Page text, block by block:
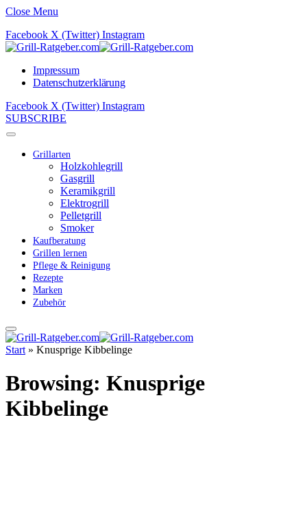
Close Menu
Facebook X (Twitter) Instagram
Impressum
Datenschutzerklärung
Facebook X (Twitter) Instagram
SUBSCRIBE
Grillarten
Holzkohlegrill
Gasgrill
Keramikgrill
Elektrogrill
Pelletgrill
Smoker
Kaufberatung
Grillen lernen
Pflege & Reinigung
Rezepte
Marken
Zubehör
Start » Knusprige Kibbelinge
Browsing: Knusprige
Kibbelinge